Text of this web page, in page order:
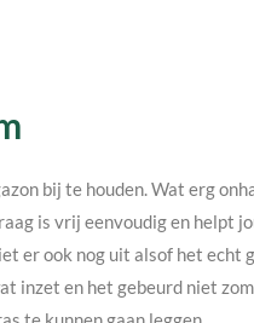
bij te houden. Wat erg
is vrij eenvoudig en helpt
er ook nog uit alsof het
en het gebeurd niet